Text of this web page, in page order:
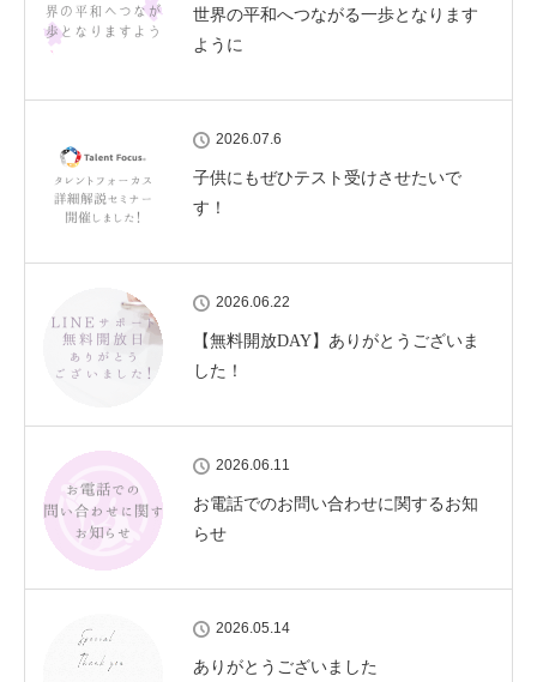
世界の平和へつながる一歩となります
ように
2026.07.6
子供にもぜひテスト受けさせたいで
す！
2026.06.22
【無料開放DAY】ありがとうございま
した！
2026.06.11
お電話でのお問い合わせに関するお知
らせ
2026.05.14
ありがとうございました